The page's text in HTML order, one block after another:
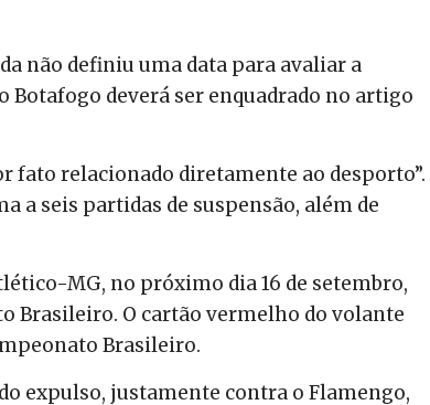
não definiu uma data para avaliar a
Botafogo deverá ser enquadrado no artigo
fato relacionado diretamente ao desporto”.
a seis partidas de suspensão, além de
MG, no próximo dia 16 de setembro,
Brasileiro. O cartão vermelho do volante
Brasileiro.
expulso, justamente contra o Flamengo,